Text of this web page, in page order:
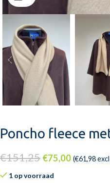
Poncho fleece
€151,25 €75,00 (€61,98
1 op voorraad